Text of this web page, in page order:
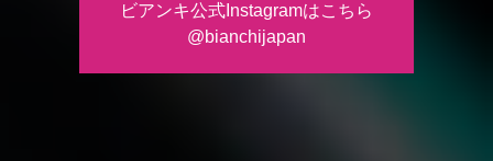
ビアンキ公式Instagramはこちら
@bianchijapan